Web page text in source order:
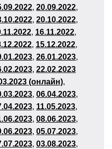
.09.2022, 20.09.2022,
.10.2022, 20.10.2022,
.11.2022, 16.11.2022,
.12.2022, 15.12.2022,
.01.2023, 26.01.2023,
.02.2023, 22.02.2023
(онлайн),
.03.2023, 06.04.2023,
.04.2023, 11.05.2023,
.06.2023, 08.06.2023,
.06.2023, 05.07.2023,
.07.2023, 03.08.2023,